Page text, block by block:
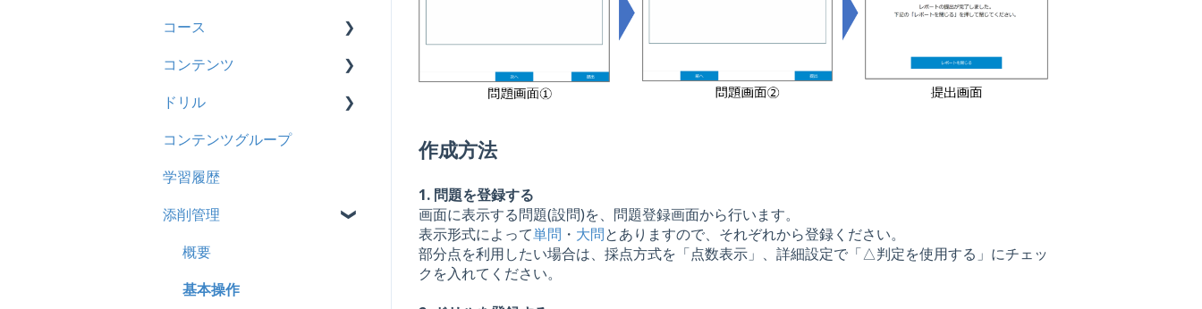
作成方法
1. 問題を登録する
画面に表示する問題(設問)を、問題登録画面から行います。
表示形式によって単問 ・ 大問とありますので、それぞれから登録ください。
部分点を利用したい場合は、採点方式を「点数表示」、詳細設定で「△判定を使用する」にチェッ
クを入れてください。
ザー
履歴
コンテンツ
CSV
ドキュメント
ビデオ
2025年9月アップデート
2025年3月アップデート
2024年12月アップデート
2024年8月アップデート
2024年5月アップデート
2023年12月アップデート
2023年11月アップデート
2023年8月アップデート
【新レイアウト】受講ユー
編集について
【新レイアウト】ユーザー
グループ設定
コース
基本操作
新レイアウト
旧レイアウト
コース詳細設定の参考
ストレスチェック
CSVについて
コンテンツ
ビデオ
ドキュメント
多言語表示
リンク
ドリル
概要
問題について
ドリルについて
【問題・ドリル】の参考
ドリルスキンについて
コンテンツグループ
学習履歴
添削管理
概要
基本操作